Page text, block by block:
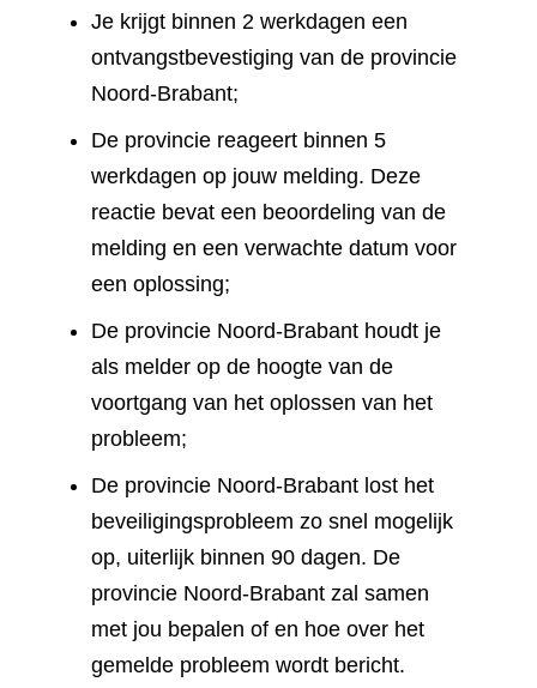
Je krijgt binnen 2 werkdagen een
ontvangstbevestiging van de provincie
Noord-Brabant;
De provincie reageert binnen 5
werkdagen op jouw melding. Deze
reactie bevat een beoordeling van de
melding en een verwachte datum voor
een oplossing;
De provincie Noord-Brabant houdt je
als melder op de hoogte van de
voortgang van het oplossen van het
probleem;
De provincie Noord-Brabant lost het
beveiligingsprobleem zo snel mogelijk
op, uiterlijk binnen 90 dagen. De
provincie Noord-Brabant zal samen
met jou bepalen of en hoe over het
gemelde probleem wordt bericht.